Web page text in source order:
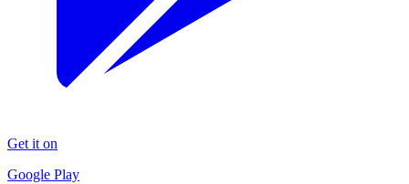
Get it on
Google Play